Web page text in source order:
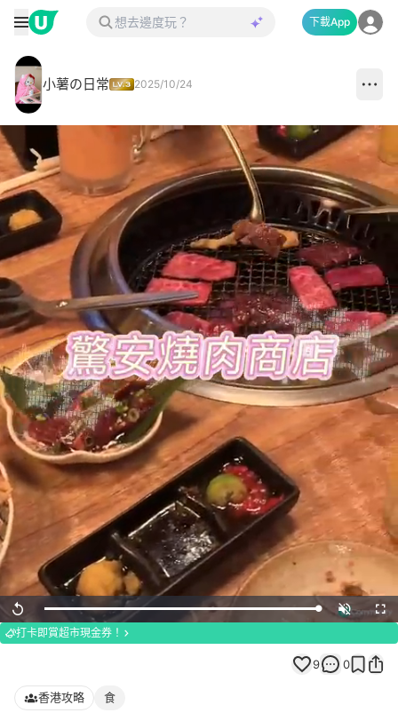
下載App
小薯の日常 2025/10/24
Replay Loaded:
100.00%
Unmute
打卡即賞超市現金券！
9 0
香港攻略 食